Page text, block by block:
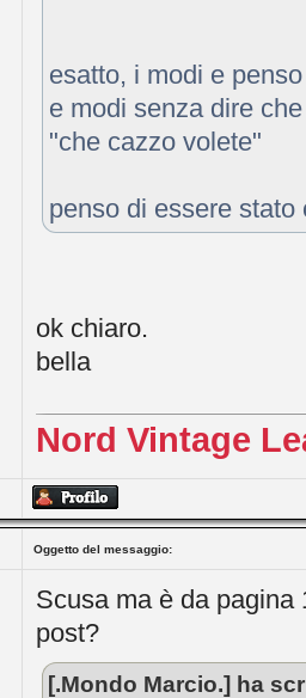
esatto, i modi e
e modi senza dire
"che cazzo volete"
penso di essere stato
ok chiaro.
bella
Nord Vintage
Oggetto del messaggio:
Scusa ma è da pagina
post?
[.Mondo Marcio.] ha